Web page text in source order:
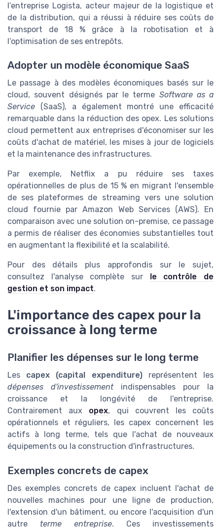
l’entreprise Logista, acteur majeur de la logistique et
de la distribution, qui a réussi à réduire ses coûts de
transport de 18 % grâce à la robotisation et à
l’optimisation de ses entrepôts.
Adopter un modèle économique SaaS
Le passage à des modèles économiques basés sur le
cloud, souvent désignés par le terme Software as a
Service (SaaS), a également montré une efficacité
remarquable dans la réduction des opex. Les solutions
cloud permettent aux entreprises d'économiser sur les
coûts d'achat de matériel, les mises à jour de logiciels
et la maintenance des infrastructures.
Par exemple, Netflix a pu réduire ses taxes
opérationnelles de plus de 15 % en migrant l'ensemble
de ses plateformes de streaming vers une solution
cloud fournie par Amazon Web Services (AWS). En
comparaison avec une solution on-premise, ce passage
a permis de réaliser des économies substantielles tout
en augmentant la flexibilité et la scalabilité.
Pour des détails plus approfondis sur le sujet,
consultez l'analyse complète sur le contrôle de
gestion et son impact.
L'importance des capex pour la
croissance à long terme
Planifier les dépenses sur le long terme
Les capex (capital expenditure)représentent les
dépenses d'investissementindispensables pour la
croissance et la longévité de l'entreprise.
Contrairement aux opex, qui couvrent les coûts
opérationnels et réguliers, les capex concernent les
actifs à long terme, tels que l'achat de nouveaux
équipements ou la construction d'infrastructures.
Exemples concrets de capex
Des exemples concrets de capex incluent l'achat de
nouvelles machines pour une ligne de production,
l'extension d'un bâtiment, ou encore l'acquisition d'un
autre terme entreprise. Ces investissements